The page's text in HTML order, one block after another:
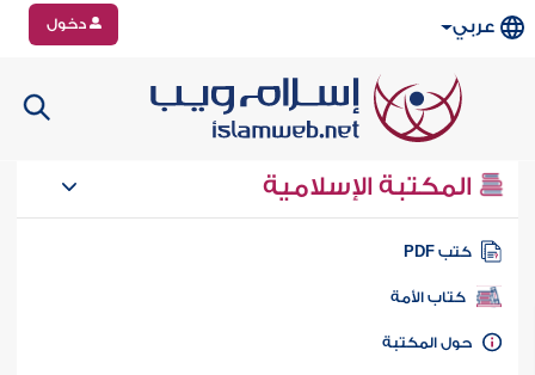
عربي دخول
المكتبة الإسلامية
كتب PDF
كتاب الأمة